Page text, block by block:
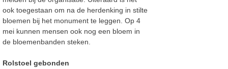
ook toegestaan om na de herdenking in stilte
bloemen bij het monument te leggen. Op 4
mei kunnen mensen ook nog een bloem in
de bloemenbanden steken.
Rolstoel gebonden